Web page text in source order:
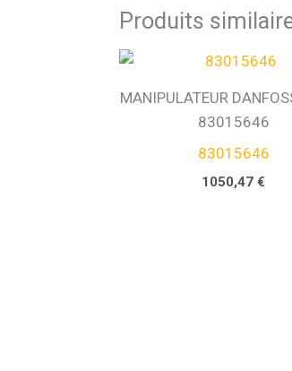
Produits
MANIPULATEUR
83015646
83015646
1050,47€